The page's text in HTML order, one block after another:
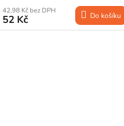
42,98 Kč bez DPH
52 Kč Do košíku